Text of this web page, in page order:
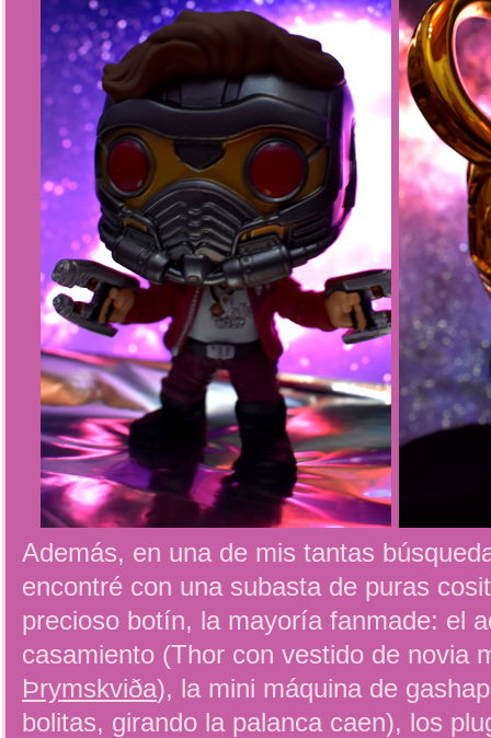
Además, en una de mis tantas
encontré con una subasta de puras
precioso botín, la mayoría fanmade: el
casamiento (Thor con vestido de novia
Þrymskviða), la mini máquina de
bolitas, girando la palanca caen), los